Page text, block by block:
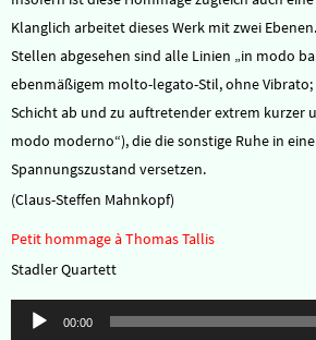
Klanglich arbeitet dieses Werk mit zwei
Stellen abgesehen sind alle Linien „in modo
ebenmäßigem molto-legato-Stil, ohne
Schicht ab und zu auftretender extrem kurzer
modo moderno“), die die sonstige Ruhe in
Spannungszustand versetzen.
(Claus-Steffen Mahnkopf)
Petit hommage à Thomas Tallis
Stadler Quartett
Audio-
00:00